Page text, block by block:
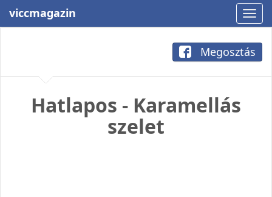
viccmagazin
Megosztás
Hatlapos - Karamellás
szelet